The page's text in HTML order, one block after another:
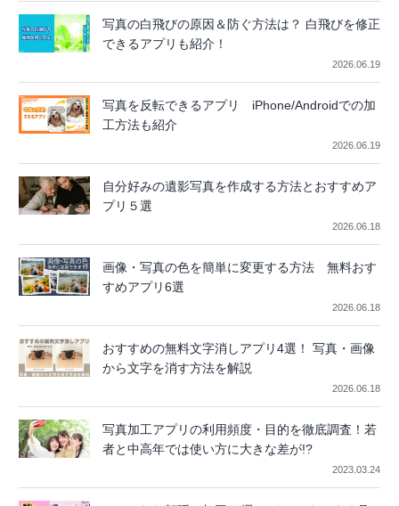
写真の白飛びの原因＆防ぐ方法は？ 白飛びを修正
できるアプリも紹介！
2026.06.19
写真を反転できるアプリ iPhone/Androidでの加
工方法も紹介
2026.06.19
自分好みの遺影写真を作成する方法とおすすめア
プリ５選
2026.06.18
画像・写真の色を簡単に変更する方法 無料おす
すめアプリ6選
2026.06.18
おすすめの無料文字消しアプリ4選！ 写真・画像
から文字を消す方法を解説
2026.06.18
写真加工アプリの利用頻度・目的を徹底調査！若
者と中高年では使い方に大きな差が!?
2023.03.24